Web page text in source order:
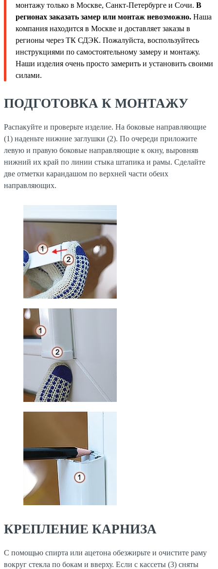
монтажу только в Москве, Санкт-Петербурге и Сочи. В
регионах заказать замер или монтаж невозможно. Наша
компания находится в Москве и доставляет заказы в
регионы через ТК СДЭК. Пожалуйста, воспользуйтесь
инструкциями по самостоятельному замеру и монтажу.
Наши изделия очень просто замерить и установить своими
силами.
ПОДГОТОВКА К МОНТАЖУ
Распакуйте и проверьте изделие. На боковые направляющие
(1) наденьте нижние заглушки (2). По очереди приложите
левую и правую боковые направляющие к окну, выровняв
нижний их край по линии стыка штапика и рамы. Сделайте
две отметки карандашом по верхней части обеих
направляющих.
КРЕПЛЕНИЕ КАРНИЗА
С помощью спирта или ацетона обезжирьте и очистите раму
вокруг стекла по бокам и вверху. Если с кассеты (3) сняты